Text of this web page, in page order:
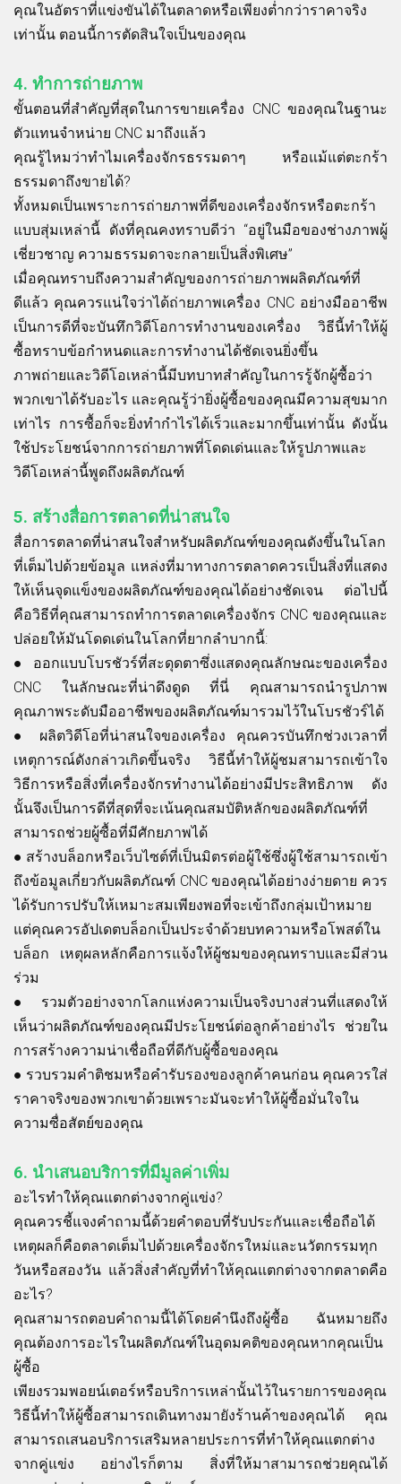
คุณในอัตราที่แข่งขันได้ในตลาดหรือเพียงต่ำกว่าราคาจริง
เท่านั้น ตอนนี้การตัดสินใจเป็นของคุณ
4. ทำการถ่ายภาพ
ขั้นตอนที่สำคัญที่สุดในการขายเครื่อง CNC ของคุณในฐานะ
ตัวแทนจำหน่าย CNC มาถึงแล้ว
คุณรู้ไหมว่าทำไมเครื่องจักรธรรมดาๆ หรือแม้แต่ตะกร้า
ธรรมดาถึงขายได้?
ทั้งหมดเป็นเพราะการถ่ายภาพที่ดีของเครื่องจักรหรือตะกร้า
แบบสุ่มเหล่านี้ ดังที่คุณคงทราบดีว่า “อยู่ในมือของช่างภาพผู้
เชี่ยวชาญ ความธรรมดาจะกลายเป็นสิ่งพิเศษ”
เมื่อคุณทราบถึงความสำคัญของการถ่ายภาพผลิตภัณฑ์ที่
ดีแล้ว คุณควรแน่ใจว่าได้ถ่ายภาพเครื่อง CNC อย่างมืออาชีพ
เป็นการดีที่จะบันทึกวิดีโอการทำงานของเครื่อง วิธีนี้ทำให้ผู้
ซื้อทราบข้อกำหนดและการทำงานได้ชัดเจนยิ่งขึ้น
ภาพถ่ายและวิดีโอเหล่านี้มีบทบาทสำคัญในการรู้จักผู้ซื้อว่า
พวกเขาได้รับอะไร และคุณรู้ว่ายิ่งผู้ซื้อของคุณมีความสุขมาก
เท่าไร การซื้อก็จะยิ่งทำกำไรได้เร็วและมากขึ้นเท่านั้น ดังนั้น
ใช้ประโยชน์จากการถ่ายภาพที่โดดเด่นและให้รูปภาพและ
วิดีโอเหล่านี้พูดถึงผลิตภัณฑ์
5. สร้างสื่อการตลาดที่น่าสนใจ
สื่อการตลาดที่น่าสนใจสำหรับผลิตภัณฑ์ของคุณดังขึ้นในโลก
ที่เต็มไปด้วยข้อมูล แหล่งที่มาทางการตลาดควรเป็นสิ่งที่แสดง
ให้เห็นจุดแข็งของผลิตภัณฑ์ของคุณได้อย่างชัดเจน ต่อไปนี้
คือวิธีที่คุณสามารถทำการตลาดเครื่องจักร CNC ของคุณและ
ปล่อยให้มันโดดเด่นในโลกที่ยากลำบากนี้:
● ออกแบบโบรชัวร์ที่สะดุดตาซึ่งแสดงคุณลักษณะของเครื่อง
CNC ในลักษณะที่น่าดึงดูด ที่นี่ คุณสามารถนำรูปภาพ
คุณภาพระดับมืออาชีพของผลิตภัณฑ์มารวมไว้ในโบรชัวร์ได้
● ผลิตวิดีโอที่น่าสนใจของเครื่อง คุณควรบันทึกช่วงเวลาที่
เหตุการณ์ดังกล่าวเกิดขึ้นจริง วิธีนี้ทำให้ผู้ชมสามารถเข้าใจ
วิธีการหรือสิ่งที่เครื่องจักรทำงานได้อย่างมีประสิทธิภาพ ดัง
นั้นจึงเป็นการดีที่สุดที่จะเน้นคุณสมบัติหลักของผลิตภัณฑ์ที่
สามารถช่วยผู้ซื้อที่มีศักยภาพได้
● สร้างบล็อกหรือเว็บไซต์ที่เป็นมิตรต่อผู้ใช้ซึ่งผู้ใช้สามารถเข้า
ถึงข้อมูลเกี่ยวกับผลิตภัณฑ์ CNC ของคุณได้อย่างง่ายดาย ควร
ได้รับการปรับให้เหมาะสมเพียงพอที่จะเข้าถึงกลุ่มเป้าหมาย
แต่คุณควรอัปเดตบล็อกเป็นประจำด้วยบทความหรือโพสต์ใน
บล็อก เหตุผลหลักคือการแจ้งให้ผู้ชมของคุณทราบและมีส่วน
ร่วม
● รวมตัวอย่างจากโลกแห่งความเป็นจริงบางส่วนที่แสดงให้
เห็นว่าผลิตภัณฑ์ของคุณมีประโยชน์ต่อลูกค้าอย่างไร ช่วยใน
การสร้างความน่าเชื่อถือที่ดีกับผู้ซื้อของคุณ
● รวบรวมคำติชมหรือคำรับรองของลูกค้าคนก่อน คุณควรใส่
ราคาจริงของพวกเขาด้วยเพราะมันจะทำให้ผู้ซื้อมั่นใจใน
ความซื่อสัตย์ของคุณ
6. นำเสนอบริการที่มีมูลค่าเพิ่ม
อะไรทำให้คุณแตกต่างจากคู่แข่ง?
คุณควรชี้แจงคำถามนี้ด้วยคำตอบที่รับประกันและเชื่อถือได้
เหตุผลก็คือตลาดเต็มไปด้วยเครื่องจักรใหม่และนวัตกรรมทุก
วันหรือสองวัน แล้วสิ่งสำคัญที่ทำให้คุณแตกต่างจากตลาดคือ
อะไร?
คุณสามารถตอบคำถามนี้ได้โดยคำนึงถึงผู้ซื้อ ฉันหมายถึง
คุณต้องการอะไรในผลิตภัณฑ์ในอุดมคติของคุณหากคุณเป็น
ผู้ซื้อ
เพียงรวมพอยน์เตอร์หรือบริการเหล่านั้นไว้ในรายการของคุณ
วิธีนี้ทำให้ผู้ซื้อสามารถเดินทางมายังร้านค้าของคุณได้ คุณ
สามารถเสนอบริการเสริมหลายประการที่ทำให้คุณแตกต่าง
จากคู่แข่ง อย่างไรก็ตาม สิ่งที่ให้มาสามารถช่วยคุณได้